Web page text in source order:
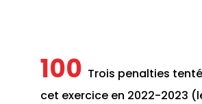
100 Trois penalties
cet exercice en 2022-2023